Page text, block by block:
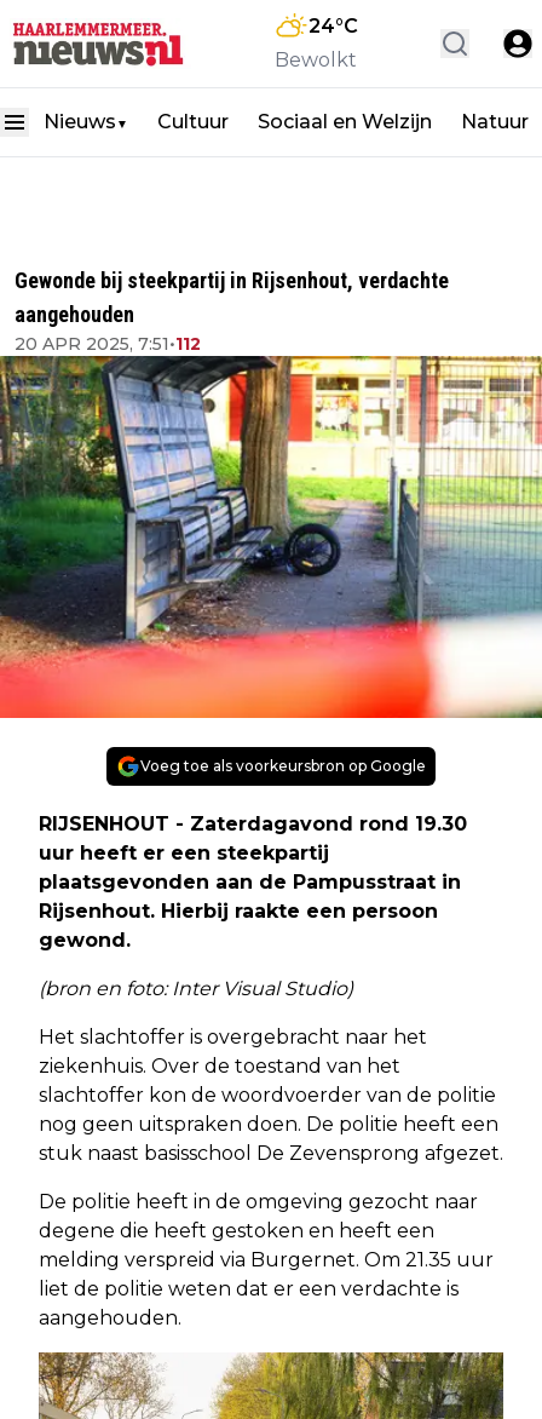
24°C
Bewolkt
Nieuws ▼ Cultuur Sociaal en Welzijn Natuur
Gewonde bij steekpartij in Rijsenhout, verdachte
aangehouden
20 APR 2025, 7:51•112
Voeg toe als voorkeursbron op Google
RIJSENHOUT - Zaterdagavond rond 19.30
uur heeft er een steekpartij
plaatsgevonden aan de Pampusstraat in
Rijsenhout. Hierbij raakte een persoon
gewond.
(bron en foto: Inter Visual Studio)
Het slachtoffer is overgebracht naar het
ziekenhuis. Over de toestand van het
slachtoffer kon de woordvoerder van de politie
nog geen uitspraken doen. De politie heeft een
stuk naast basisschool De Zevensprong afgezet.
De politie heeft in de omgeving gezocht naar
degene die heeft gestoken en heeft een
melding verspreid via Burgernet. Om 21.35 uur
liet de politie weten dat er een verdachte is
aangehouden.